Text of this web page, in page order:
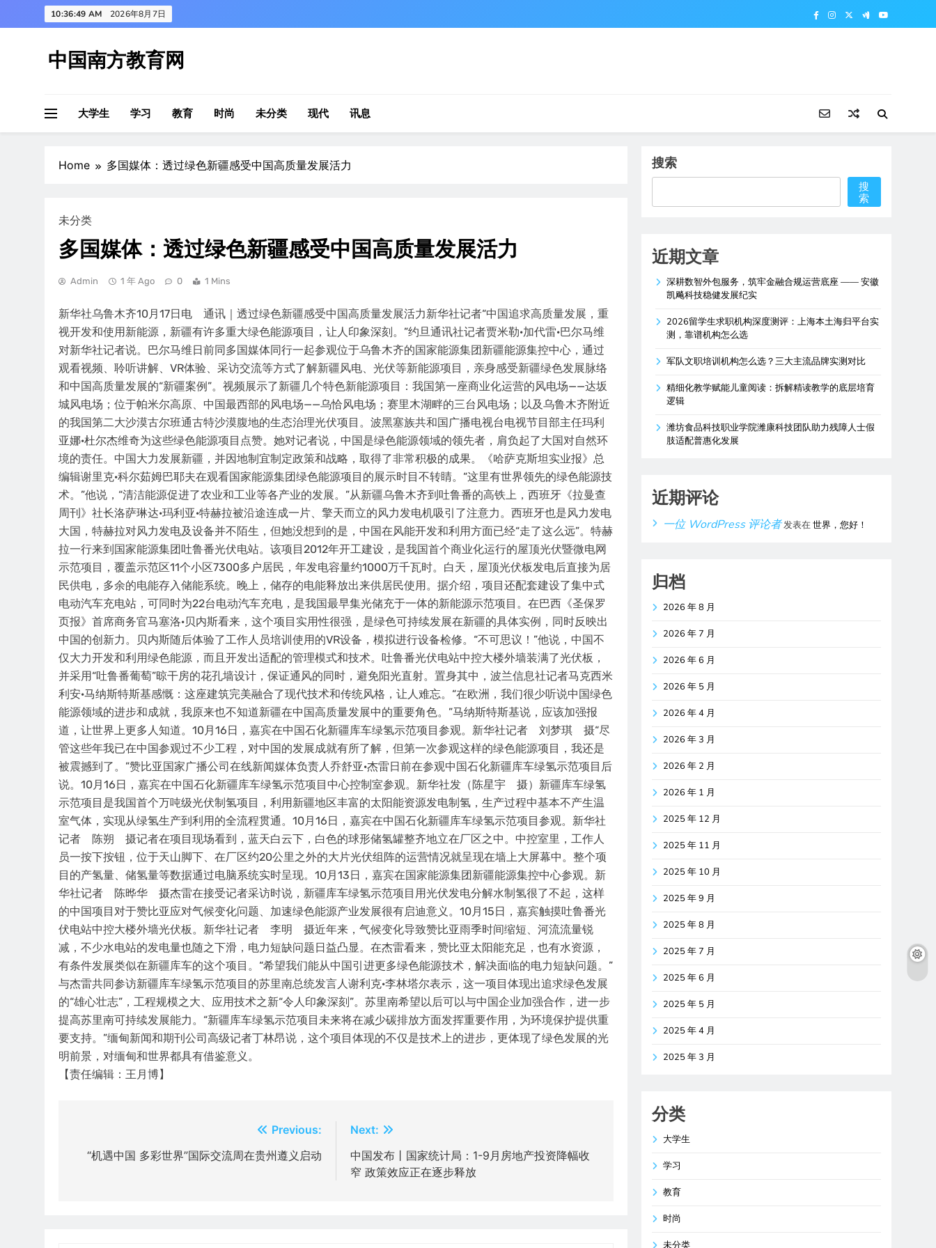
to
10:36:50 AM 2026年8月7日
中国南方教育网
大学生 学习 教育 时尚 未分类 现代 讯息
Home 多国媒体：透过绿色新疆感受中国高质量发展活力
未分类
多国媒体：透过绿色新疆感受中国高质量发展活力
Admin 1 年 Ago 0 1 Mins
新华社乌鲁木齐10月17日电 通讯｜透过绿色新疆感受中国高质量发展活力新华社记者“中国追求高质量发展，重
视开发和使用新能源，新疆有许多重大绿色能源项目，让人印象深刻。”约旦通讯社记者贾米勒·加代雷·巴尔马维
对新华社记者说。巴尔马维日前同多国媒体同行一起参观位于乌鲁木齐的国家能源集团新疆能源集控中心，通过
观看视频、聆听讲解、VR体验、采访交流等方式了解新疆风电、光伏等新能源项目，亲身感受新疆绿色发展脉络
和中国高质量发展的“新疆案例”。视频展示了新疆几个特色新能源项目：我国第一座商业化运营的风电场——达坂
城风电场；位于帕米尔高原、中国最西部的风电场——乌恰风电场；赛里木湖畔的三台风电场；以及乌鲁木齐附近
的我国第二大沙漠古尔班通古特沙漠腹地的生态治理光伏项目。波黑塞族共和国广播电视台电视节目部主任玛利
亚娜·杜尔杰维奇为这些绿色能源项目点赞。她对记者说，中国是绿色能源领域的领先者，肩负起了大国对自然环
境的责任。中国大力发展新疆，并因地制宜制定政策和战略，取得了非常积极的成果。《哈萨克斯坦实业报》总
编辑谢里克·科尔茹姆巴耶夫在观看国家能源集团绿色能源项目的展示时目不转睛。“这里有世界领先的绿色能源技
术。”他说，“清洁能源促进了农业和工业等各产业的发展。”从新疆乌鲁木齐到吐鲁番的高铁上，西班牙《拉曼查
周刊》社长洛萨琳达·玛利亚·特赫拉被沿途连成一片、擎天而立的风力发电机吸引了注意力。西班牙也是风力发电
大国，特赫拉对风力发电及设备并不陌生，但她没想到的是，中国在风能开发和利用方面已经“走了这么远”。特赫
拉一行来到国家能源集团吐鲁番光伏电站。该项目2012年开工建设，是我国首个商业化运行的屋顶光伏暨微电网
示范项目，覆盖示范区11个小区7300多户居民，年发电容量约1000万千瓦时。白天，屋顶光伏板发电后直接为居
民供电，多余的电能存入储能系统。晚上，储存的电能释放出来供居民使用。据介绍，项目还配套建设了集中式
电动汽车充电站，可同时为22台电动汽车充电，是我国最早集光储充于一体的新能源示范项目。在巴西《圣保罗
页报》首席商务官马塞洛·贝内斯看来，这个项目实用性很强，是绿色可持续发展在新疆的具体实例，同时反映出
中国的创新力。贝内斯随后体验了工作人员培训使用的VR设备，模拟进行设备检修。“不可思议！”他说，中国不
仅大力开发和利用绿色能源，而且开发出适配的管理模式和技术。吐鲁番光伏电站中控大楼外墙装满了光伏板，
并采用“吐鲁番葡萄”晾干房的花孔墙设计，保证通风的同时，避免阳光直射。置身其中，波兰信息社记者马克西米
利安·马纳斯特斯基感慨：这座建筑完美融合了现代技术和传统风格，让人难忘。“在欧洲，我们很少听说中国绿色
能源领域的进步和成就，我原来也不知道新疆在中国高质量发展中的重要角色。”马纳斯特斯基说，应该加强报
道，让世界上更多人知道。10月16日，嘉宾在中国石化新疆库车绿氢示范项目参观。新华社记者 刘梦琪 摄“尽
管这些年我已在中国参观过不少工程，对中国的发展成就有所了解，但第一次参观这样的绿色能源项目，我还是
被震撼到了。”赞比亚国家广播公司在线新闻媒体负责人乔舒亚·杰雷日前在参观中国石化新疆库车绿氢示范项目后
说。10月16日，嘉宾在中国石化新疆库车绿氢示范项目中心控制室参观。新华社发（陈星宇 摄）新疆库车绿氢
示范项目是我国首个万吨级光伏制氢项目，利用新疆地区丰富的太阳能资源发电制氢，生产过程中基本不产生温
室气体，实现从绿氢生产到利用的全流程贯通。10月16日，嘉宾在中国石化新疆库车绿氢示范项目参观。新华社
记者 陈朔 摄记者在项目现场看到，蓝天白云下，白色的球形储氢罐整齐地立在厂区之中。中控室里，工作人
员一按下按钮，位于天山脚下、在厂区约20公里之外的大片光伏组阵的运营情况就呈现在墙上大屏幕中。整个项
目的产氢量、储氢量等数据通过电脑系统实时呈现。10月13日，嘉宾在国家能源集团新疆能源集控中心参观。新
华社记者 陈晔华 摄杰雷在接受记者采访时说，新疆库车绿氢示范项目用光伏发电分解水制氢很了不起，这样
的中国项目对于赞比亚应对气候变化问题、加速绿色能源产业发展很有启迪意义。10月15日，嘉宾触摸吐鲁番光
伏电站中控大楼外墙光伏板。新华社记者 李明 摄近年来，气候变化导致赞比亚雨季时间缩短、河流流量锐
减，不少水电站的发电量也随之下滑，电力短缺问题日益凸显。在杰雷看来，赞比亚太阳能充足，也有水资源，
有条件发展类似在新疆库车的这个项目。“希望我们能从中国引进更多绿色能源技术，解决面临的电力短缺问题。”
与杰雷共同参访新疆库车绿氢示范项目的苏里南总统发言人谢利克·李林塔尔表示，这一项目体现出追求绿色发展
的“雄心壮志”，工程规模之大、应用技术之新“令人印象深刻”。苏里南希望以后可以与中国企业加强合作，进一步
提高苏里南可持续发展能力。“新疆库车绿氢示范项目未来将在减少碳排放方面发挥重要作用，为环境保护提供重
要支持。”缅甸新闻和期刊公司高级记者丁林昂说，这个项目体现的不仅是技术上的进步，更体现了绿色发展的光
明前景，对缅甸和世界都具有借鉴意义。
【责任编辑：王月博】
章
Previous:
“机遇中国 多彩世界”国际交流周在贵州遵义启动
Next:
中国发布丨国家统计局：1-9月房地产投资降幅收
窄 政策效应正在逐步释放
搜索
搜
索
近期文章
深耕数智外包服务，筑牢金融合规运营底座 —— 安徽
凯飚科技稳健发展纪实
2026留学生求职机构深度测评：上海本土海归平台实
测，靠谱机构怎么选
军队文职培训机构怎么选？三大主流品牌实测对比
精细化教学赋能儿童阅读：拆解精读教学的底层培育
逻辑
潍坊食品科技职业学院潍康科技团队助力残障人士假
肢适配普惠化发展
近期评论
一位 WordPress 评论者发表在世界，您好！
归档
2026 年 8 月
2026 年 7 月
2026 年 6 月
2026 年 5 月
2026 年 4 月
2026 年 3 月
2026 年 2 月
2026 年 1 月
2025 年 12 月
2025 年 11 月
2025 年 10 月
2025 年 9 月
2025 年 8 月
2025 年 7 月
2025 年 6 月
2025 年 5 月
2025 年 4 月
2025 年 3 月
分类
大学生
学习
教育
时尚
未分类